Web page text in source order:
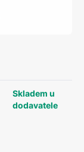
Skladem u
dodavatele